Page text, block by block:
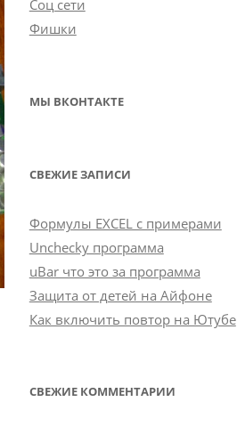
Соц сети
Фишки
МЫ ВКОНТАКТЕ
СВЕЖИЕ ЗАПИСИ
Формулы EXCEL с примерами
Unchecky программа
uBar что это за программа
Защита от детей на Айфоне
Как включить повтор на Ютубе
СВЕЖИЕ КОММЕНТАРИИ